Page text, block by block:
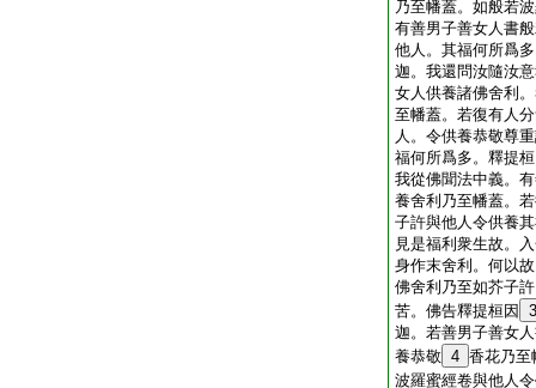
乃至幡蓋。如般若
有善男子善女人書
他人。其福何所爲
迦。我還問汝隨汝
女人供養諸佛舍利
至幡蓋。若復有人
人。令供養恭敬尊
福何所爲多。釋提
我從佛聞法中義。
養舍利乃至幡蓋。
子許與他人令供養
見是福利衆生故。
身作末舍利。何以
佛舍利乃至如芥子
苦。佛告釋提桓因
3
迦。若善男子善女
養恭敬 4 香花乃至
波羅蜜經卷與他人